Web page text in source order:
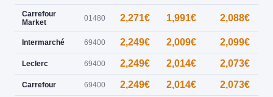
Carrefour
Market
01480 2,271€ 1,991€ 2,088€
Intermarché 69400 2,249€ 2,009€ 2,099€
Leclerc 69400 2,249€ 2,014€ 2,073€
Carrefour 69400 2,249€ 2,014€ 2,073€